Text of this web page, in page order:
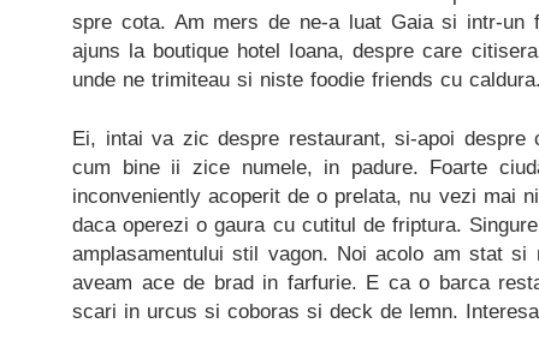
spre cota. Am mers de ne-a luat Gaia si intr-un
ajuns la boutique hotel Ioana, despre care
unde ne trimiteau si niste foodie friends cu
Ei, intai va zic despre restaurant, si-apoi despre
cum bine ii zice numele, in padure. Foarte
inconveniently acoperit de o prelata, nu vezi mai
daca operezi o gaura cu cutitul de friptura.
amplasamentului stil vagon. Noi acolo am stat
aveam ace de brad in farfurie. E ca o barca
scari in urcus si coboras si deck de lemn.